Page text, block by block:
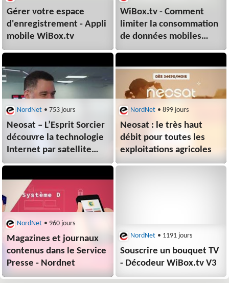
Gérer votre espace
d'enregistrement - Appli
mobile WiBox.tv
WiBox.tv - Comment
limiter la consommation
de données mobiles
- Nordnet
NordNet • 753 jours
Neosat – L’Esprit Sorcier
découvre la technologie
Internet par satellite
géostationnaire ! –
NordNet • 899 jours
Neosat : le très haut
débit pour toutes les
exploitations agricoles
NordNet • 960 jours
Magazines et journaux
contenus dans le Service
Presse - Nordnet
NordNet • 1191 jours
Souscrire un bouquet TV
- Décodeur WiBox.tv V3